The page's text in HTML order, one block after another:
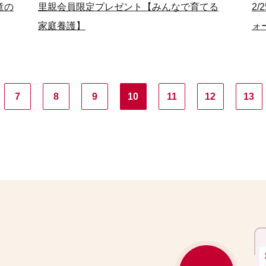
の
里親会員限定プレゼント【みんなで育てる
家庭養護】
2/
ォ
7 8 9 10 11 12 13